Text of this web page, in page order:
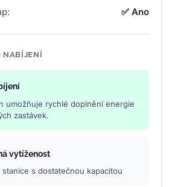
✅ Ano
NABÍJENÍ
umožňuje rychlé doplnění energie
zastávek.
vytíženost
stanice s dostatečnou kapacitou